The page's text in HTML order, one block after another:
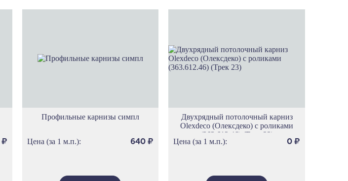
₽
Профильные карнизы симпл
Цена (за 1 м.п.): 640₽
Двухрядный потолочный карниз
Olexdeco (Олексдеко) c роликами
(363.612.46) (Трек 23)
Цена (за 1 м.п.):
0 ₽